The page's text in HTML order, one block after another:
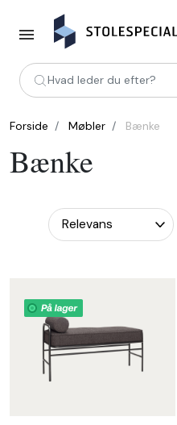
Hvad leder du efter?
Forside Møbler Bænke
Bænke